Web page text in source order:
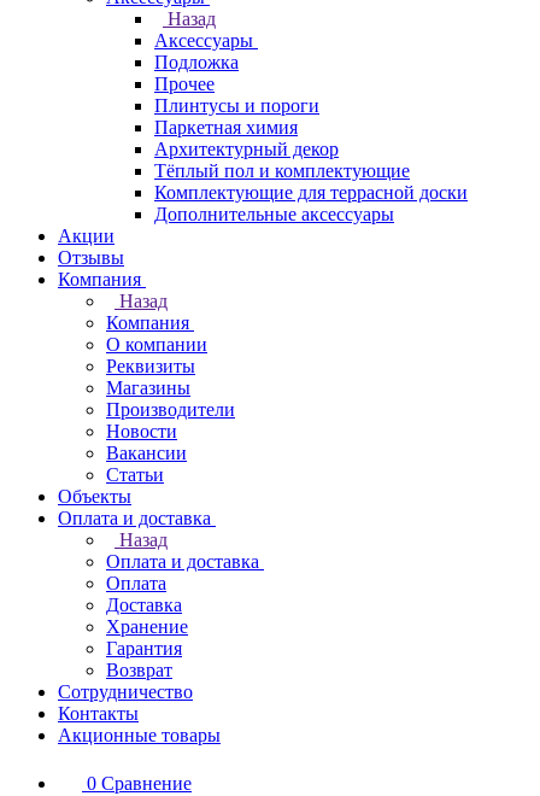
Назад
Аксессуары
Подложка
Прочее
Плинтусы и пороги
Паркетная химия
Архитектурный декор
Тёплый пол и комплектующие
Комплектующие для террасной доски
Дополнительные аксессуары
Акции
Отзывы
Компания
Назад
Компания
О компании
Реквизиты
Магазины
Производители
Новости
Вакансии
Статьи
Объекты
Оплата и доставка
Назад
Оплата и доставка
Оплата
Доставка
Хранение
Гарантия
Возврат
Сотрудничество
Контакты
Акционные товары
0 Сравнение